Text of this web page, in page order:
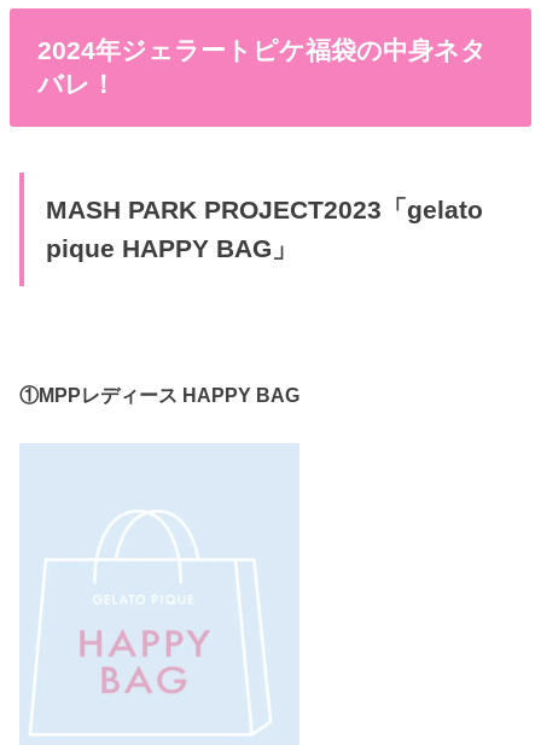
2024年ジェラートピケ福袋の中身ネタ
バレ！
MASH PARK PROJECT2023「gelato
pique HAPPY BAG」
①MPPレディース HAPPY BAG